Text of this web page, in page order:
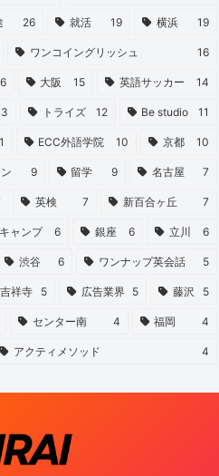
26 就活 19 横浜 19
ワンコイングリッシュ 16
大阪 15 英語サッカー 14
トライズ 12 Be studio 11
ECC外語学院 10 京都 10
9 留学 9 名古屋 7
英検 7 新百合ヶ丘 7
ャンプ 6 銀座 6 立川 6
渋谷 6 ワンナップ英会話 5
吉祥寺 5 広告業界 5 藤沢 5
センター南 4 福岡 4
アクティメソッド 4